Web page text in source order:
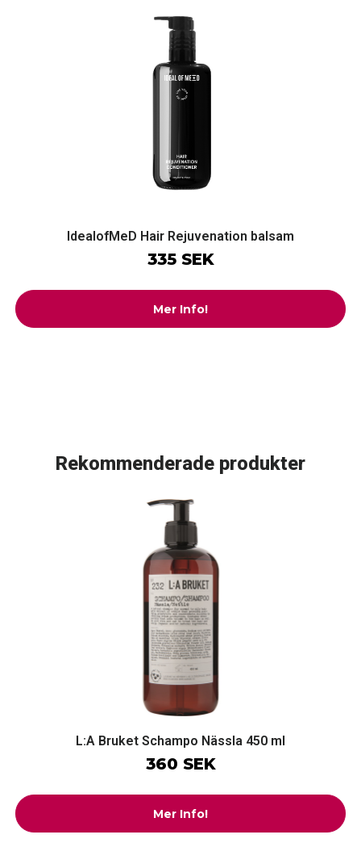
IdealofMeD Hair Rejuvenation balsam
335 SEK
Mer Info!
Rekommenderade produkter
L:A Bruket Schampo Nässla 450 ml
360 SEK
Mer Info!